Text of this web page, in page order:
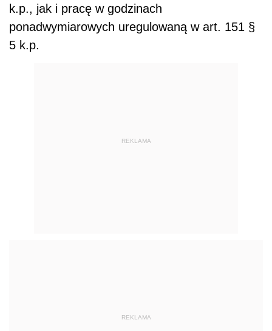
k.p., jak i pracę w godzinach
ponadwymiarowych uregulowaną w art. 151 §
5 k.p.
REKLAMA
REKLAMA